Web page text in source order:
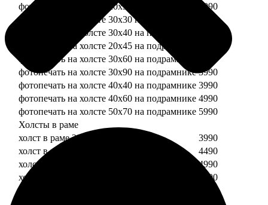
фотопечать на холсте 20х30 на подрамнике
1990
фотопечать на холсте 30х30 на подрамнике
фотопечать на холсте 30х40 на подрамнике
фотопечать на холсте 20х45 на подрамнике
фотопечать на холсте 30х60 на подрамнике
фотопечать на холсте 30х90 на подрамнике 3990
фотопечать на холсте 40х40 на подрамнике 3990
фотопечать на холсте 40х60 на подрамнике 4990
фотопечать на холсте 50х70 на подрамнике 5990
Холсты в раме
холст в раме 20х20
3990
холст в раме 20х30
4490
холст в раме 30х30
4990
холст в раме 30х40
5490